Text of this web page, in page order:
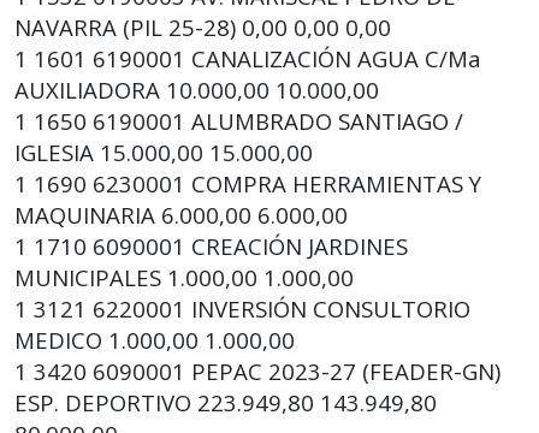
NAVARRA (PIL 25-28) 0,00 0,00 0,00
1 1601 6190001 CANALIZACIÓN AGUA C/Ma
AUXILIADORA 10.000,00 10.000,00
1 1650 6190001 ALUMBRADO SANTIAGO /
IGLESIA 15.000,00 15.000,00
1 1690 6230001 COMPRA HERRAMIENTAS Y
MAQUINARIA 6.000,00 6.000,00
1 1710 6090001 CREACIÓN JARDINES
MUNICIPALES 1.000,00 1.000,00
1 3121 6220001 INVERSIÓN CONSULTORIO
MEDICO 1.000,00 1.000,00
1 3420 6090001 PEPAC 2023-27 (FEADER-GN)
ESP. DEPORTIVO 223.949,80 143.949,80